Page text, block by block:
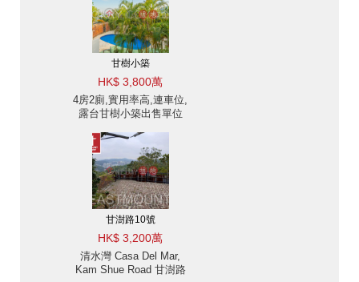
甘樹小築
HK$ 3,800萬
4房2廁,實用率高,連車位,
露台甘樹小築出售單位
甘澍路10號
HK$ 3,200萬
清水灣 Casa Del Mar,
Kam Shue Road 甘澍路